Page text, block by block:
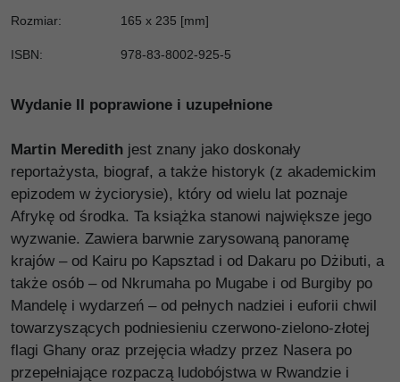
Rozmiar: 165 x 235 [mm]
ISBN: 978-83-8002-925-5
Wydanie II poprawione i uzupełnione
Martin Meredith jest znany jako doskonały
reportażysta, biograf, a także historyk (z akademickim
epizodem w życiorysie), który od wielu lat poznaje
Afrykę od środka. Ta książka stanowi największe jego
wyzwanie. Zawiera barwnie zarysowaną panoramę
krajów – od Kairu po Kapsztad i od Dakaru po Dżibuti, a
także osób – od Nkrumaha po Mugabe i od Burgiby po
Mandelę i wydarzeń – od pełnych nadziei i euforii chwil
towarzyszących podniesieniu czerwono-zielono-złotej
flagi Ghany oraz przejęcia władzy przez Nasera po
przepełniające rozpaczą ludobójstwa w Rwandzie i